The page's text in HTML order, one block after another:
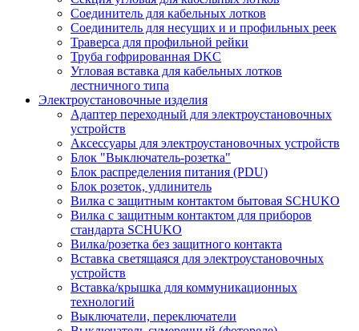
Соединитель для кабельных лотков
Соединитель для несущих и и профильных реек
Траверса для профильной рейки
Труба гофрированная DKC
Угловая вставка для кабельных лотков
лестничного типа
Электроустановочные изделия
Адаптер переходный для электроустановочных
устройств
Аксессуары для электроустановочных устройств
Блок "Выключатель-розетка"
Блок распределения питания (PDU)
Блок розеток, удлинитель
Вилка с защитным контактом бытовая SCHUKO
Вилка с защитным контактом для приборов
стандарта SCHUKO
Вилка/розетка без защитного контакта
Вставка светящаяся для электроустановочных
устройств
Вставка/крышка для коммуникационных
технологий
Выключатели, переключатели